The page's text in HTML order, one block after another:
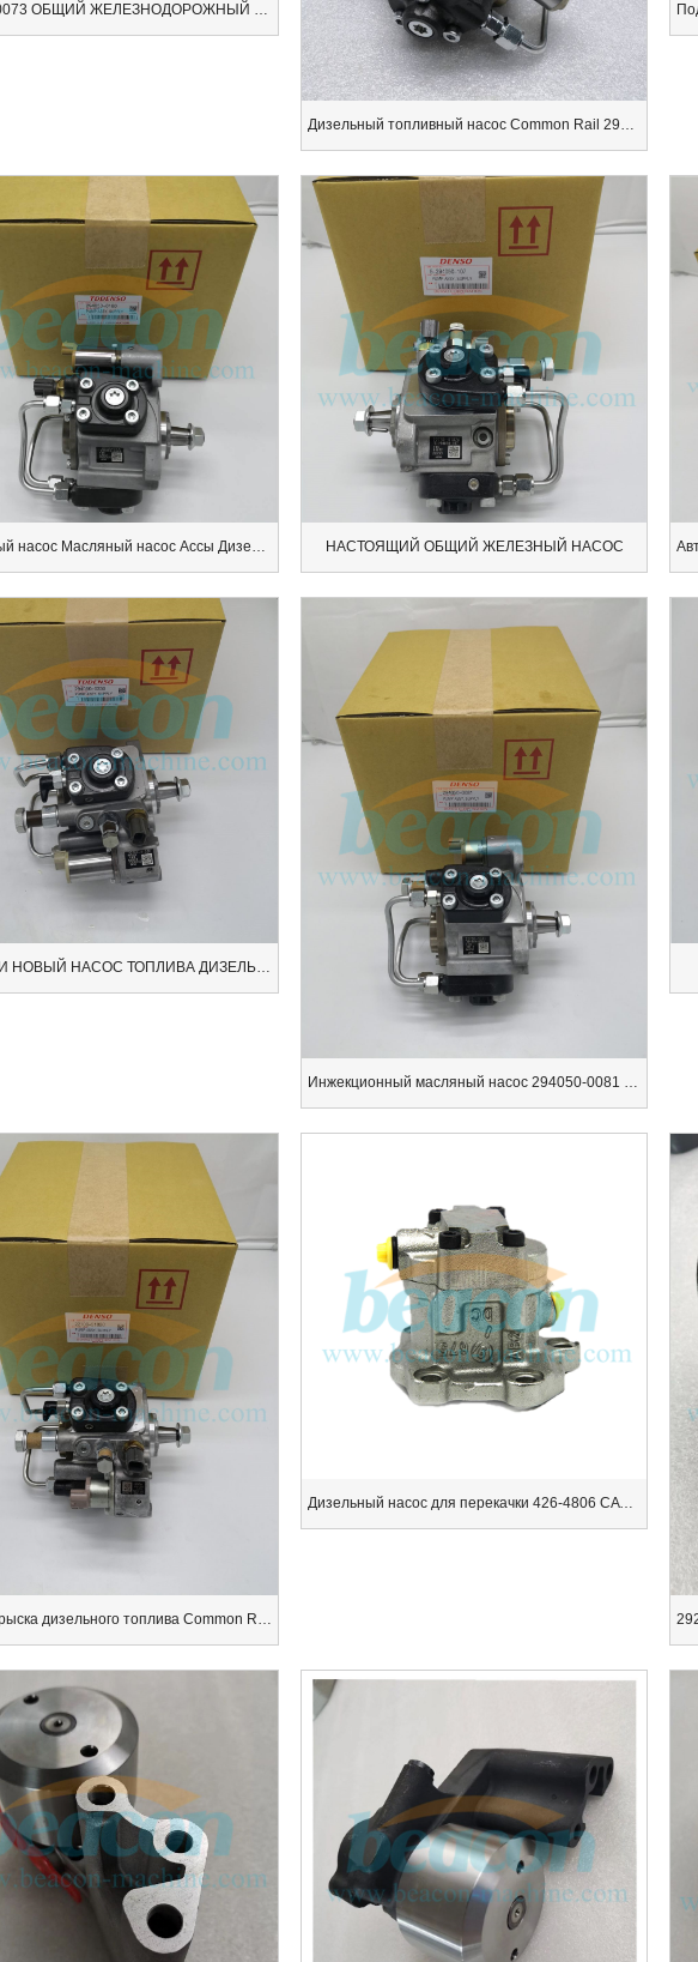
294000-0073 ОБЩИЙ ЖЕЛЕЗНОДОРОЖНЫЙ ДИЗЕЛЬНЫЙ ТОПЛИВНЫЙ НАСОС
Дизельный топливный насос Common Rail 294000-0592
НАСТОЯЩИЙ ОБЩИЙ ЖЕЛЕЗНЫЙ НАСОС
НОВЫЙ И НОВЫЙ НАСОС ТОПЛИВА ДИЗЕЛЬНОГО ТОПЛИВА 294050-0230
Инжекционный масляный насос 294050-0081 2940500081
Дизельный насос для перекачки 426-4806 CAT323 C6.6 масляный насос 47957315 насос подачи дизельного топлива